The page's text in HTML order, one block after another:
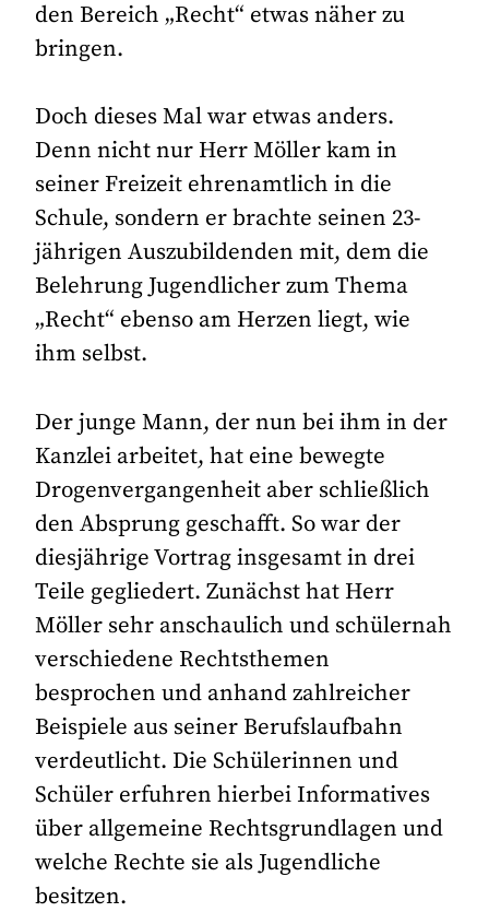
den Bereich „Recht“ etwas näher zu
bringen.
Doch dieses Mal war etwas anders.
Denn nicht nur Herr Möller kam in
seiner Freizeit ehrenamtlich in die
Schule, sondern er brachte seinen 23-
jährigen Auszubildenden mit, dem die
Belehrung Jugendlicher zum Thema
„Recht“ ebenso am Herzen liegt, wie
ihm selbst.
Der junge Mann, der nun bei ihm in der
Kanzlei arbeitet, hat eine bewegte
Drogenvergangenheit aber schließlich
den Absprung geschafft. So war der
diesjährige Vortrag insgesamt in drei
Teile gegliedert. Zunächst hat Herr
Möller sehr anschaulich und schülernah
verschiedene Rechtsthemen
besprochen und anhand zahlreicher
Beispiele aus seiner Berufslaufbahn
verdeutlicht. Die Schülerinnen und
Schüler erfuhren hierbei Informatives
über allgemeine Rechtsgrundlagen und
welche Rechte sie als Jugendliche
besitzen.